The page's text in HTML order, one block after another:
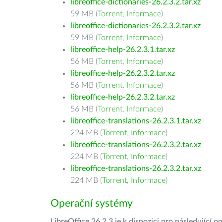
libreoffice-dictionaries-26.2.3.2.tar.xz
59 MB (Torrent, Informace)
libreoffice-dictionaries-26.2.3.2.tar.xz
59 MB (Torrent, Informace)
libreoffice-help-26.2.3.1.tar.xz
56 MB (Torrent, Informace)
libreoffice-help-26.2.3.2.tar.xz
56 MB (Torrent, Informace)
libreoffice-help-26.2.3.2.tar.xz
56 MB (Torrent, Informace)
libreoffice-translations-26.2.3.1.tar.xz
224 MB (Torrent, Informace)
libreoffice-translations-26.2.3.2.tar.xz
224 MB (Torrent, Informace)
libreoffice-translations-26.2.3.2.tar.xz
224 MB (Torrent, Informace)
Operační systémy